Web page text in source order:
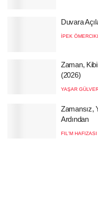
Duvara
İPEK
Zaman,
(2026)
YAŞAR
Zamansız,
Ardından
FIL'M HAFIZASI